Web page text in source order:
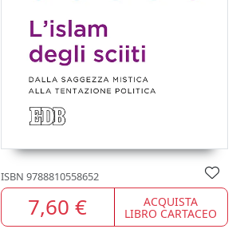
ISBN 9788810558652
7,60 € ACQUISTA
LIBRO CARTACEO